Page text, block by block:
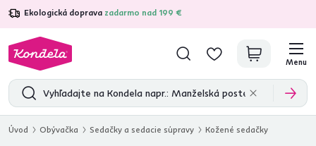
Ekologická doprava zadarmo nad 199 €
4,7 31 285overených produktových recenzií
Menu
Úvod Obývačka Sedačky a sedacie súpravy Kožené sedačky